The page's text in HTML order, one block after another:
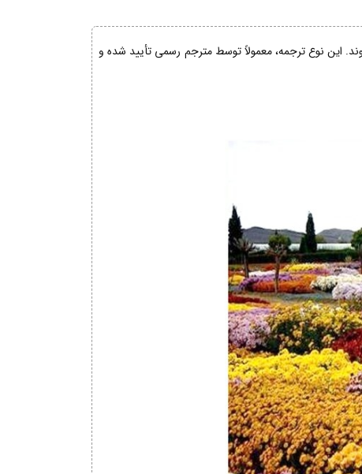
این نوع ترجمه، معمولاً توسط مترجم رسمی تأیید شده و